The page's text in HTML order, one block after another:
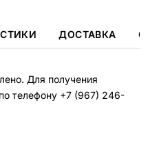
ДОСТАВКА
Для получения
телефону +7 (967) 246-